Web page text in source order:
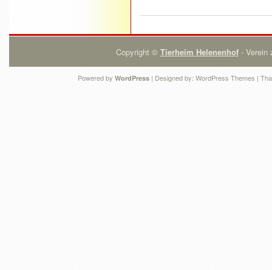
Copyright © Tierheim Helenenhof- Verein
Powered by WordPress | Designed by:WordPress Themes |